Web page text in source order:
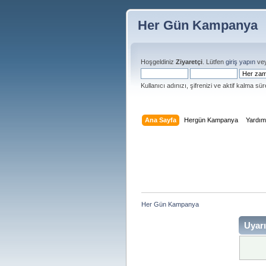
Her Gün Kampanya
Hoşgeldiniz Ziyaretçi . Lütfen giriş yapın
Kullanıcı adınızı, şifrenizi ve aktif kalma
Ana Sayfa Hergün Kampanya Yardım
Her Gün Kampanya